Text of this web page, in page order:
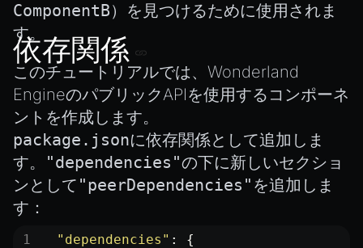
ComponentB）を見つけるために使用されま
す。
依存関係
このチュートリアルでは、Wonderland
EngineのパブリックAPIを使用するコンポーネ
ントを作成します。
package.jsonに依存関係として追加しま
す。
"dependencies"の下に新しいセクショ
ンとして "peerDependencies" を追加しま
す：
  "dependencies"
: {